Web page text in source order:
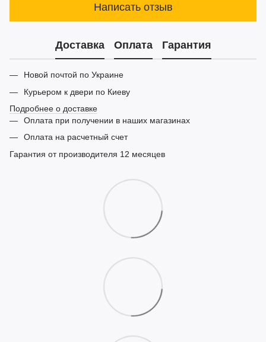
Написать отзыв
Доставка Оплата Гарантия
Новой почтой по Украине
Курьером к двери по Киеву
Подробнее о доставке
Оплата при получении в наших магазинах
Оплата на расчетный счет
Гарантия от производителя 12 месяцев